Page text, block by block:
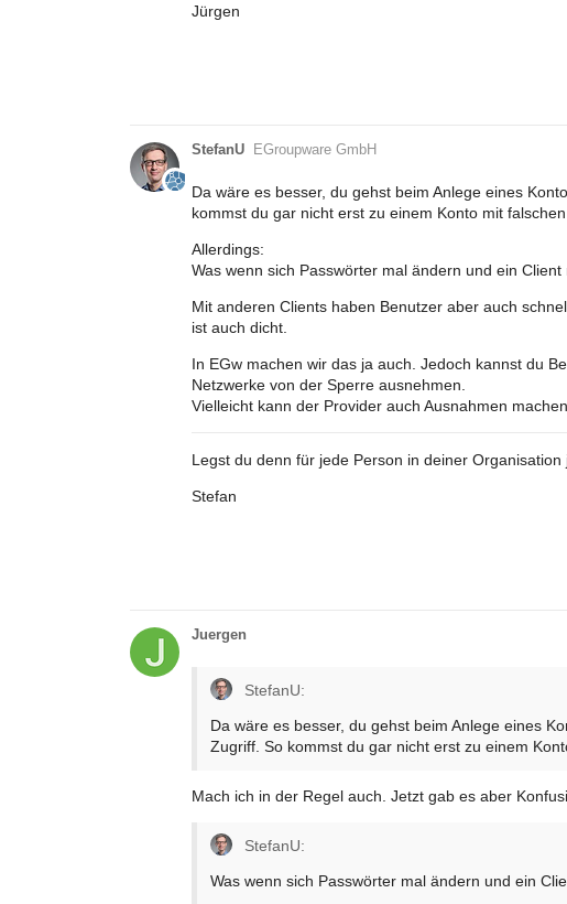
Jürgen
StefanU EGroupware GmbH
Da wäre es besser, du gehst beim Anlege eines
kommst du gar nicht erst zu einem Konto mit
Allerdings:
Was wenn sich Passwörter mal ändern und ein
Mit anderen Clients haben Benutzer aber auch
ist auch dicht.
In EGw machen wir das ja auch. Jedoch kannst du
Netzwerke von der Sperre ausnehmen.
Vielleicht kann der Provider auch Ausnahmen
Legst du denn für jede Person in deiner
Stefan
Juergen
StefanU:
Da wäre es besser, du gehst beim Anlege eines
Zugriff. So kommst du gar nicht erst zu einem
Mach ich in der Regel auch. Jetzt gab es aber
StefanU:
Was wenn sich Passwörter mal ändern und ein